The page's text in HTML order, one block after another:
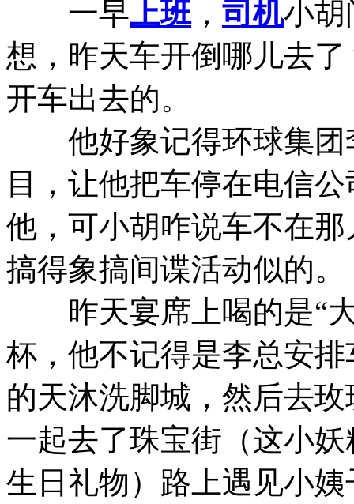
一早上班， 司机小胡
想，昨天车开倒哪儿去
开车出去的。
他好象记得环球集团
目，让他把车停在电信
他，可小胡咋说车不在
搞得象搞间谍活动似的。
昨天宴席上喝的是“大
杯，他不记得是李总安
的天沐洗脚城，然后去
一起去了珠宝街（这小
生日礼物）路上遇见小